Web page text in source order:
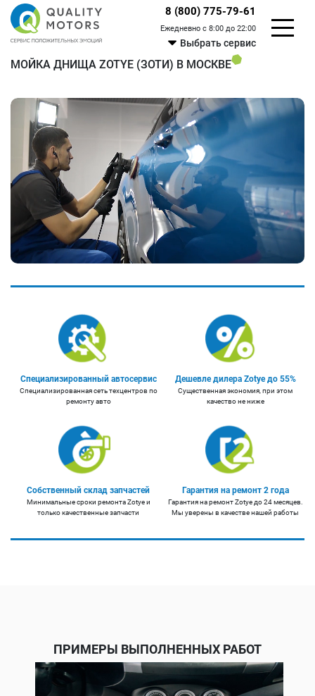
8 (800) 775-79-61
Ежедневно с 8:00 до 22:00
Выбрать сервис
МОЙКА ДНИЩА ZOTYE (ЗОТИ) В МОСКВЕ
Специализированный автосервис
Специализированная сеть техцентров по
ремонту авто
Дешевле дилера Zotye до 55%
Существенная экономия, при этом
качество не ниже
Собственный склад запчастей
Минимальные сроки ремонта Zotye и
только качественные запчасти
Гарантия на ремонт 2 года
Гарантия на ремонт Zotye до 24 месяцев.
Мы уверены в качестве нашей работы
ПРИМЕРЫ ВЫПОЛНЕННЫХ РАБОТ